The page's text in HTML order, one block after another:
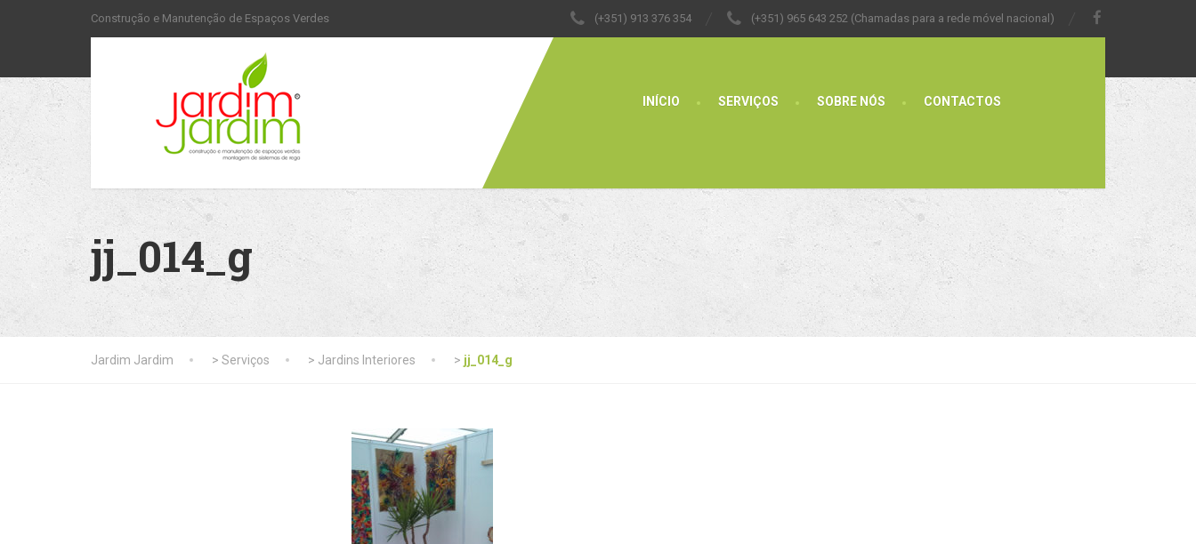
Construção e Manutenção de Espaços Verdes (+351) 913 376 354 (+351) 965 643 252 (Chamadas para a rede móvel nacional)
INÍCIO SERVIÇOS SOBRE NÓS CONTACTOS
jj_014_g
Jardim Jardim > Serviços > Jardins Interiores > jj_014_g